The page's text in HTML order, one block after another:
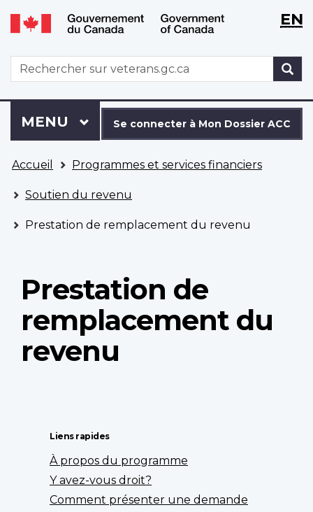
Aller
au
principal
Passer
à
version
HTML
simplifiée
WxT
WxTEN
WxT
Search
form
connecter
à
Dossier
ACC
Se connecter à Mon Dossier ACC
Menu
MENU PRINCIPAL
êtes
ici
Accueil Programmes et services financiers
Soutien du revenu
Prestation de remplacement du revenu
Prestation de
remplacement du
revenu
Liens rapides
À propos du programme
Y avez-vous droit?
Comment présenter une demande